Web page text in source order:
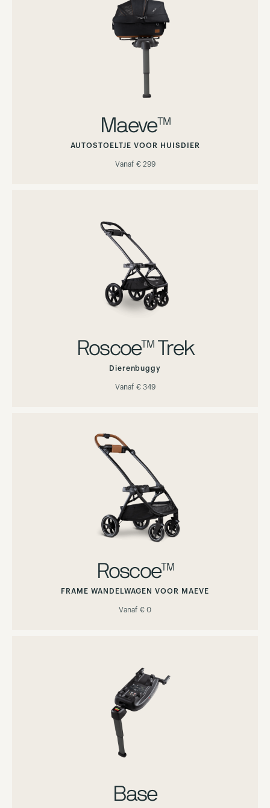
Maeve™
AUTOSTOELTJE VOOR HUISDIER
Vanaf € 299
Roscoe™ Trek
Dierenbuggy
Vanaf € 349
Roscoe™
FRAME WANDELWAGEN VOOR MAEVE
Vanaf € 0
Base